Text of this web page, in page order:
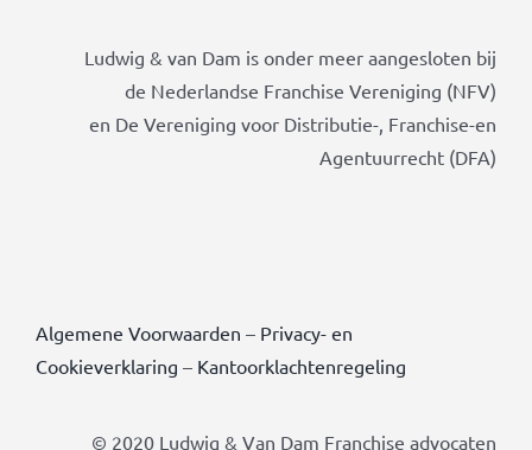
Ludwig & van Dam is onder meer aangesloten bij
de Nederlandse Franchise Vereniging (NFV)
en De Vereniging voor Distributie-, Franchise-en
Agentuurrecht (DFA)
Algemene Voorwaarden – Privacy- en
Cookieverklaring – Kantoorklachtenregeling
© 2020 Ludwig & Van Dam Franchise advocaten